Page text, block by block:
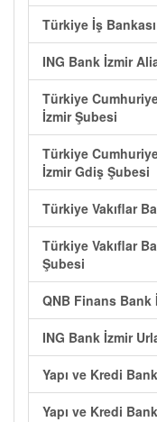
Türkiye İş
ING Bank İzmir
Türkiye
İzmir Şubesi
Türkiye
İzmir Gdiş Şubesi
Türkiye Vakıflar
Türkiye Vakıflar
Şubesi
QNB Finans Bank
ING Bank İzmir
Yapı ve Kredi
Yapı ve Kredi